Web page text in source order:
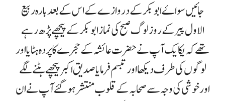
جائیں سواۓ ابوبکر کے دروازے کے اس کے بعد بارہ ربیع
الاول پیر کے روز لوگ صبح کی نماز ابوبکر کے پیچھے پڑھ رہے
تھے کہ یکایک آپ نے حضرت عائشہ کے حجرے کا پردہ ہٹایا اور
لوگوں کی طرف دیکھا اور تبسم فرمایا صدیق اکبر پیچھے ہٹنے لگے
اور خوشی کی وجہ سے صحابہ کے قلوب منتشر ہوگئے آپ نے ان